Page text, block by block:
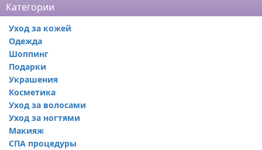
Категории
Уход за кожей
Одежда
Шоппинг
Подарки
Украшения
Косметика
Уход за волосами
Уход за ногтями
Макияж
СПА процедуры